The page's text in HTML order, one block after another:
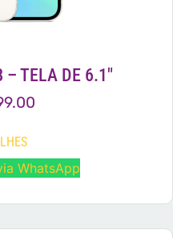
– TELA DE 6.1″
WhatsApp